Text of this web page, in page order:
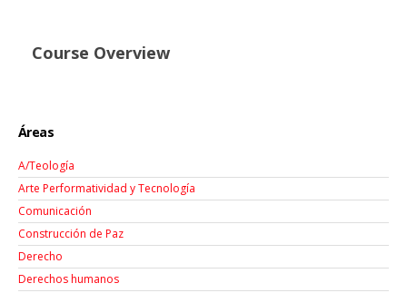
Course Overview
Áreas
A/Teología
Arte Performatividad y Tecnología
Comunicación
Construcción de Paz
Derecho
Derechos humanos